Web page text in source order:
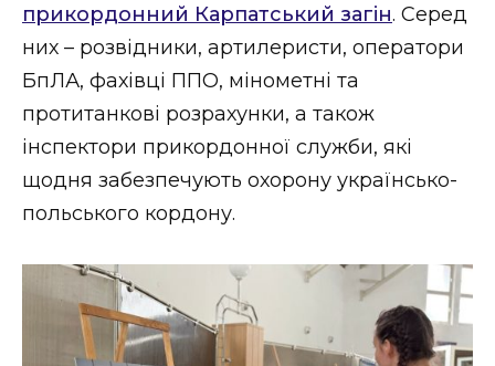
прикордонний Карпатський загін. Серед
них – розвідники, артилеристи, оператори
БпЛА, фахівці ППО, мінометні та
протитанкові розрахунки, а також
інспектори прикордонної служби, які
щодня забезпечують охорону українсько-
польського кордону.